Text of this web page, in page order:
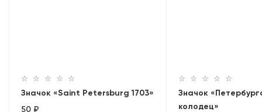
Значок «Saint Petersburg 1703»
50 ₽
Значок
колодец»